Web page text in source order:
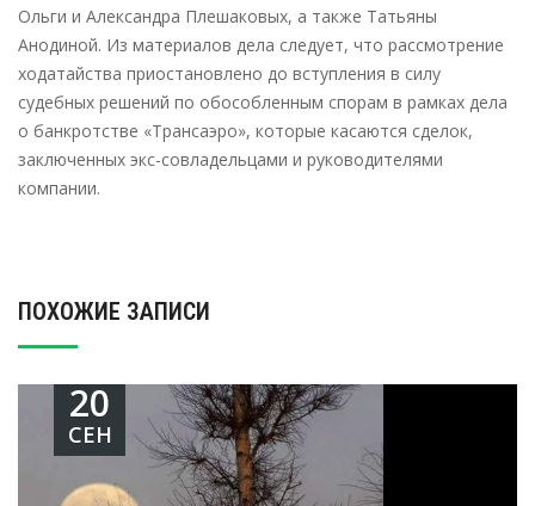
Ольги и Александра Плешаковых, а также Татьяны
Анодиной. Из материалов дела следует, что рассмотрение
ходатайства приостановлено до вступления в силу
судебных решений по обособленным спорам в рамках дела
о банкротстве «Трансаэро», которые касаются сделок,
заключенных экс-совладельцами и руководителями
компании.
ПОХОЖИЕ ЗАПИСИ
20
СЕН